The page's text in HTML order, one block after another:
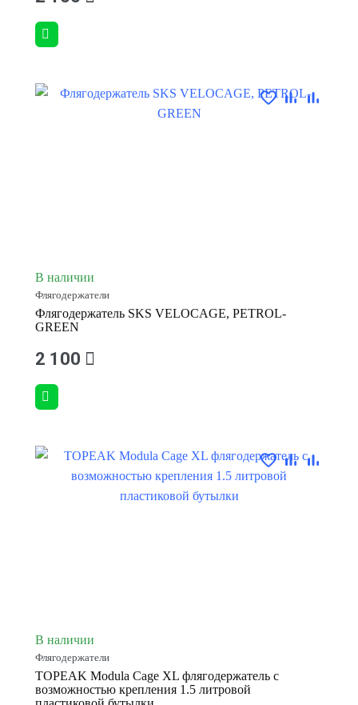
В наличии
Флягодержатели
Флягодержатель SKS VELOCAGE, PETROL-
GREEN
2 100
В наличии
Флягодержатели
TOPEAK Modula Cage XL флягодержатель с
возможностью крепления 1.5 литровой